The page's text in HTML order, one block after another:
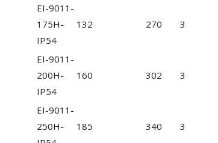
EI-9011-
175H-
IP54
132 270 3
EI-9011-
200H-
IP54
160 302 3
EI-9011-
250H-
185 340 3